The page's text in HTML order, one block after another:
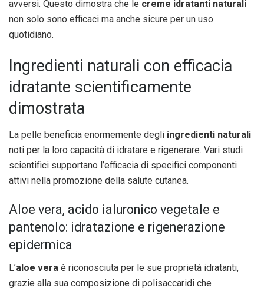
avversi. Questo dimostra che le creme idratanti naturali
non solo sono efficaci ma anche sicure per un uso
quotidiano.
Ingredienti naturali con efficacia
idratante scientificamente
dimostrata
La pelle beneficia enormemente degli ingredienti naturali
noti per la loro capacità di idratare e rigenerare. Vari studi
scientifici supportano l’efficacia di specifici componenti
attivi nella promozione della salute cutanea.
Aloe vera, acido ialuronico vegetale e
pantenolo: idratazione e rigenerazione
epidermica
L’aloe vera è riconosciuta per le sue proprietà idratanti,
grazie alla sua composizione di polisaccaridi che